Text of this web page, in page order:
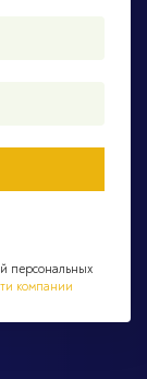
персональных
компании